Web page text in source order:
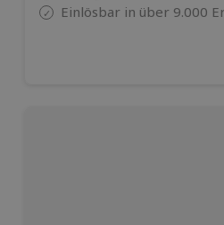
Einlösbar in über 9.000